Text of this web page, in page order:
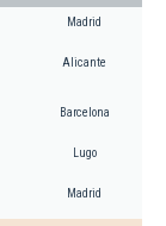
Madrid
Alicante
Barcelona
Lugo
Madrid